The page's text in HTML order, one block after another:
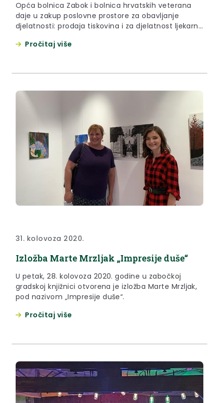
Opća bolnica Zabok i bolnica hrvatskih veterana
daje u zakup poslovne prostore za obavljanje
djelatnosti: prodaja tiskovina i za djelatnost ljekarne
medicinskim proizvodima.
Pročitaj više
31. kolovoza 2020.
Izložba Marte Mrzljak „Impresije duše“
U petak, 28. kolovoza 2020. godine u zabočkoj
gradskoj knjižnici otvorena je izložba Marte Mrzljak,
pod nazivom „Impresije duše“.
Pročitaj više